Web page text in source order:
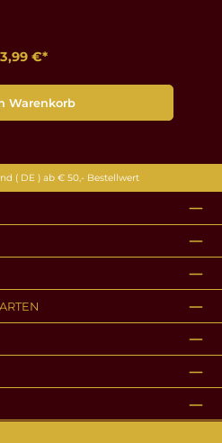
€*
Warenkorb
( DE ) ab € 50,- Bestellwert